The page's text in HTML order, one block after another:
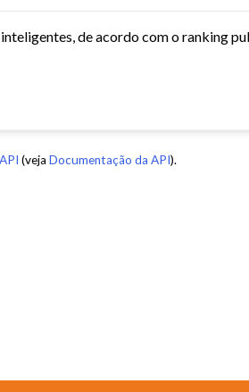
de acordo com o ranking
API (veja Documentação da API).